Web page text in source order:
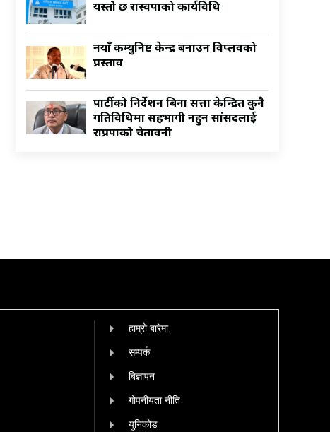
यस्तो छ रास्वपाको कार्यविधि
नयाँ कम्युनिष्ट केन्द्र बनाउन विप्लवको
प्रस्ताव
पार्टीको निर्देशन बिना सत्ता केन्द्रित कुनै
गतिविधिमा सहभागी नहुन सांसदलाई
राप्रपाको चेतावनी
हाम्रो बारेमा
सम्पर्क
बिज्ञापन
गोपनीयता नीति
युनिकोड